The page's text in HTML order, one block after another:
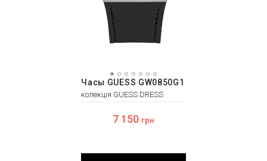
Часы GUESS GW0850G1
колекція GUESS DRESS
7 150 грн